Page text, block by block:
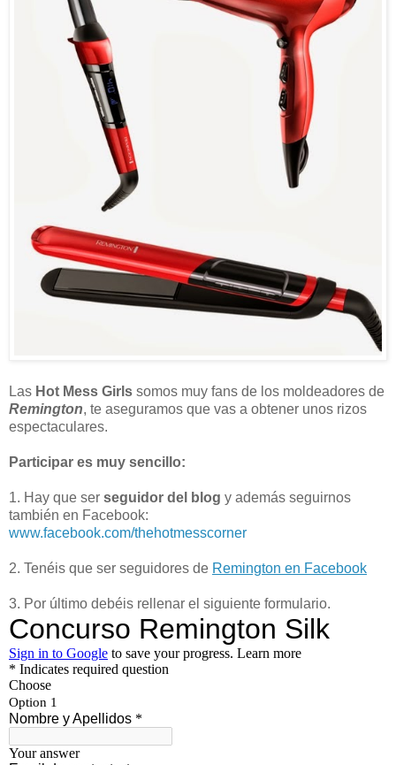
Las Hot Mess Girls somos muy fans de los moldeadores de
Remington, te aseguramos que vas a obtener unos rizos
espectaculares.
Participar es muy sencillo:
1. Hay que ser seguidor del blog y además seguirnos
también en Facebook:
www.facebook.com/thehotmesscorner
2. Tenéis que ser seguidores de Remington en Facebook
3. Por último debéis rellenar el siguiente formulario.